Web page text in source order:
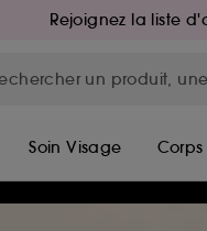
Rejoignez la liste
Soin Visage Corps